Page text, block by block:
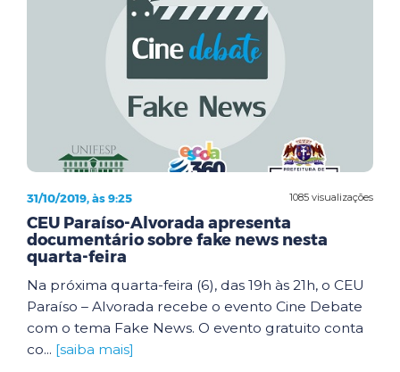
1085 visualizações
31/10/2019, às 9:25
CEU Paraíso-Alvorada apresenta
documentário sobre fake news nesta
quarta-feira
Na próxima quarta-feira (6), das 19h às 21h, o CEU
Paraíso – Alvorada recebe o evento Cine Debate
com o tema Fake News. O evento gratuito conta
co... [saiba mais]